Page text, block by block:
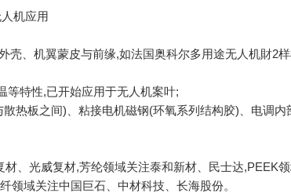
机应用
壳、机翼蒙皮与前缘,如法国奥科尔多用途无人机財2
等特性,已开始应用于无人机案叶;
热板之间)、粘接电机磁钢(环氧系列结构胶)、电调内
、光威复材,芳纶领域关注泰和新材、民士达,PEEK领
领域关注中国巨石、中材科技、长海股份。